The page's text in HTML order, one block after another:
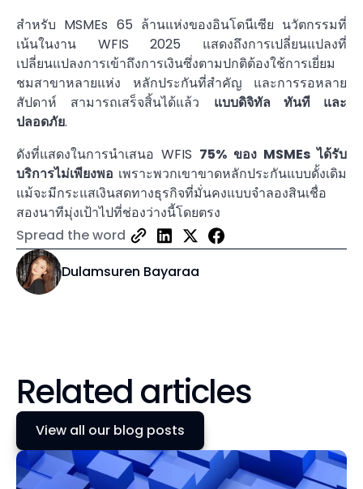
สำหรับ MSMEs 65 ล้านแห่งของอินโดนีเซีย นวัตกรรมที่
เน้นในงาน WFIS 2025 แสดงถึงการเปลี่ยนแปลงที่
เปลี่ยนแปลงการเข้าถึงการเงินซึ่งตามปกติต้องใช้การเยี่ยม
ชมสาขาหลายแห่ง หลักประกันที่สำคัญ และการรอหลาย
สัปดาห์ สามารถเสร็จสิ้นได้แล้ว แบบดิจิทัล ทันที และ
ปลอดภัย.
ดังที่แสดงในการนำเสนอ WFIS 75% ของ MSMEs ได้รับ
บริการไม่เพียงพอ เพราะพวกเขาขาดหลักประกันแบบดั้งเดิม
แม้จะมีกระแสเงินสดทางธุรกิจที่มั่นคงแบบจำลองสินเชื่อ
สองนาทีมุ่งเป้าไปที่ช่องว่างนี้โดยตรง
Spread the word
Dulamsuren Bayaraa
Related articles
View all our blog posts